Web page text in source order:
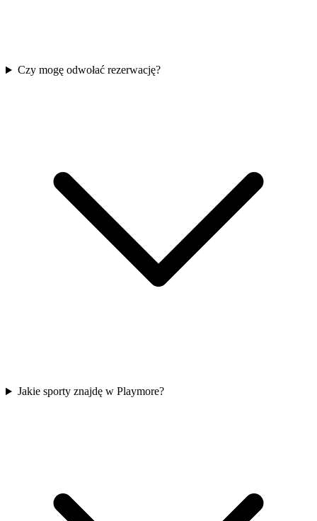
Czy mogę odwołać rezerwację?
Jakie sporty znajdę w Playmore?